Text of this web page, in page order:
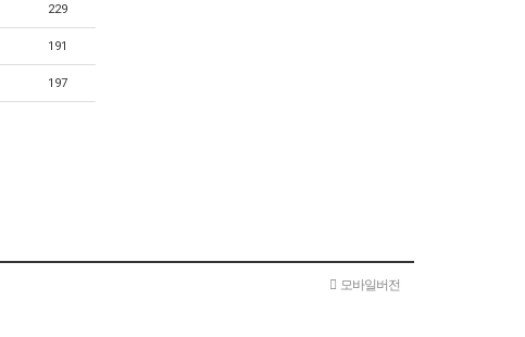
229
191
197
모바일버전